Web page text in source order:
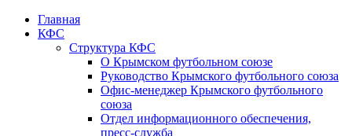
Главная
КФС
Структура КФС
О Крымском футбольном союзе
Руководство Крымского футбольного союза
Офис-менеджер Крымского футбольного
союза
Отдел информационного обеспечения,
пресс-служба